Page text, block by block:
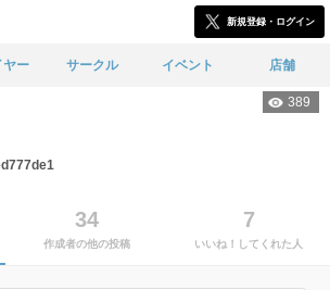
新規登録・ログイン
ヤー サークル イベント 店舗
389
34
作成者の他の投稿
7
いいね！してくれた人